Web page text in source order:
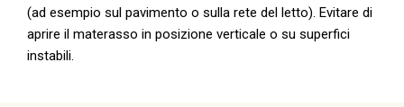
(ad esempio sul pavimento o sulla rete del letto). Evitare di
aprire il materasso in posizione verticale o su superfici
instabili.